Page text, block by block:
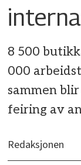
8 500
000
sammen
feiring av
Redaksjonen